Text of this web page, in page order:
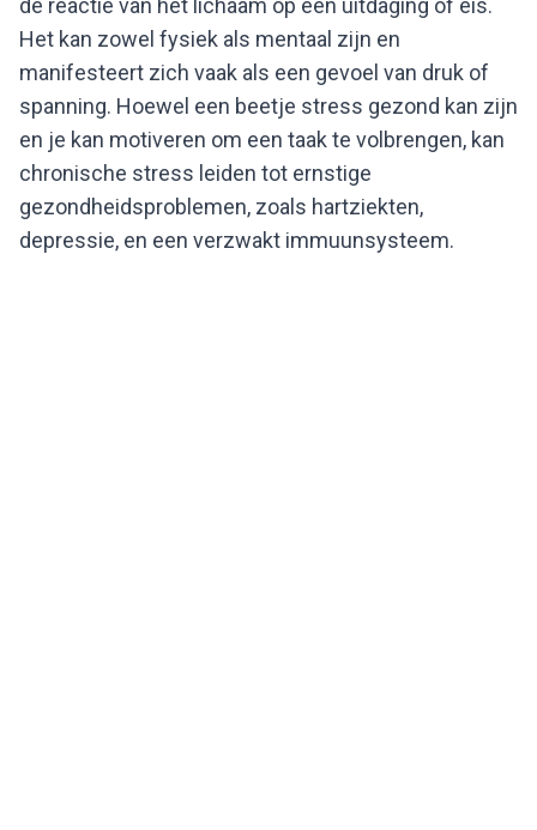
Het kan zowel fysiek als mentaal zijn en
manifesteert zich vaak als een gevoel van druk of
spanning. Hoewel een beetje stress gezond kan zijn
en je kan motiveren om een taak te volbrengen, kan
chronische stress leiden tot ernstige
gezondheidsproblemen, zoals hartziekten,
depressie, en een verzwakt immuunsysteem.